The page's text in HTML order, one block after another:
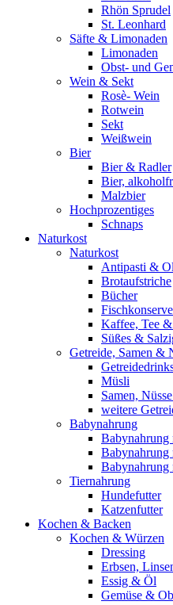
Rhön Sprudel
St. Leonhard
Säfte & Limonaden
Limonaden
Obst- und
Wein & Sekt
Rosè- Wein
Rotwein
Sekt
Weißwein
Bier
Bier & Radler
Bier,
Malzbier
Hochprozentiges
Schnaps
Naturkost
Naturkost
Antipasti &
Brotaufstriche
Bücher
Kaffee, Tee
Süßes &
Getreide, Samen &
Müsli
Samen,
weitere
Babynahrung
Babynahrung
Babynahrung
Babynahrung
Tiernahrung
Hundefutter
Katzenfutter
Kochen & Backen
Kochen & Würzen
Dressing
Erbsen,
Essig & Öl
Gemüse &